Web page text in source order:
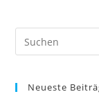
Neueste